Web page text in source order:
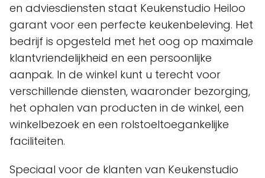
en adviesdiensten staat Keukenstudio Heiloo
garant voor een perfecte keukenbeleving. Het
bedrijf is opgesteld met het oog op maximale
klantvriendelijkheid en een persoonlijke
aanpak. In de winkel kunt u terecht voor
verschillende diensten, waaronder bezorging,
het ophalen van producten in de winkel, een
winkelbezoek en een rolstoeltoegankelijke
faciliteiten.
Speciaal voor de klanten van Keukenstudio